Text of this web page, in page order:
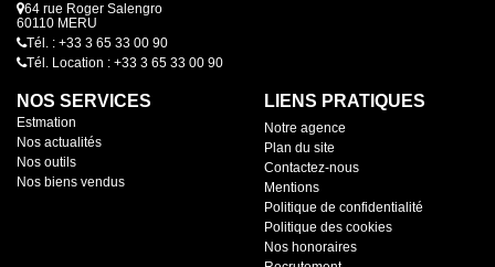
64 rue Roger Salengro
60110 MERU
Tél. : +33 3 65 33 00 90
Tél. Location : +33 3 65 33 00 90
NOS SERVICES
Estmation
Nos actualités
Nos outils
Nos biens vendus
LIENS PRATIQUES
Notre agence
Plan du site
Contactez-nous
Mentions
Politique de confidentialité
Politique des cookies
Nos honoraires